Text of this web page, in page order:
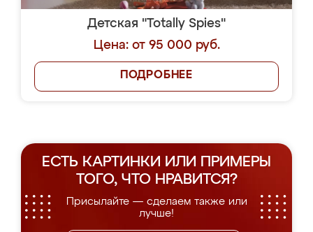
Детская "Totally Spies"
Цена: от 95 000 руб.
ПОДРОБНЕЕ
ЕСТЬ КАРТИНКИ ИЛИ ПРИМЕРЫ
ТОГО, ЧТО НРАВИТСЯ?
Присылайте — сделаем также или
лучше!